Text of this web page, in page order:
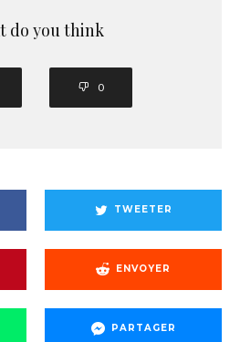
do you think
0
TWEETER
ENVOYER
PARTAGER